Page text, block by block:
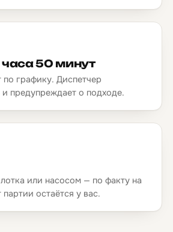
часа 50 минут
графику. Диспетчер
и предупреждает о подходе.
или насосом — по факту на
остаётся у вас.